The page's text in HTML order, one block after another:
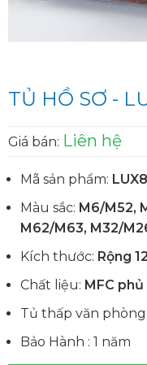
TỦ HỒ SƠ -
Giá bán: Liên hệ
Mã sản phẩm:
Màu sắc: M6/M52,
M62/M63, M32/
Kích thước: Rộng
Chất liệu: MFC
Tủ thấp văn
Bảo Hành : 1 năm